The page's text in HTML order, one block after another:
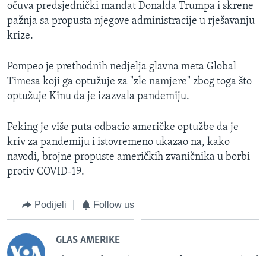
očuva predsjednički mandat Donalda Trumpa i skrene
pažnja sa propusta njegove administracije u rješavanju
krize.
Pompeo je prethodnih nedjelja glavna meta Global
Timesa koji ga optužuje za "zle namjere" zbog toga što
optužuje Kinu da je izazvala pandemiju.
Peking je više puta odbacio američke optužbe da je
kriv za pandemiju i istovremeno ukazao na, kako
navodi, brojne propuste američkih zvaničnika u borbi
protiv COVID-19.
Podijeli Follow us
GLAS AMERIKE